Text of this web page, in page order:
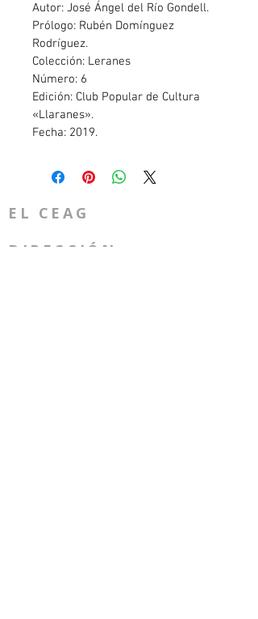
Autor: José Ángel del Río Gondell.
Prólogo: Rubén Domínguez
Rodríguez.
Colección: Leranes
Número: 6
Edición: Club Popular de Cultura
«Llaranes».
Fecha: 2019.
EL CEAG
DIRECCIÓN